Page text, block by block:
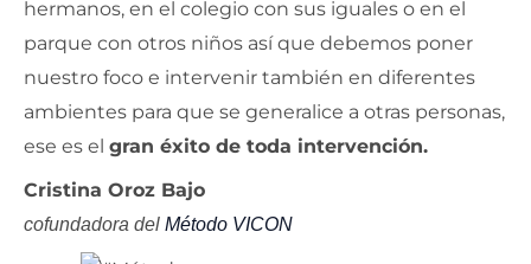
hermanos, en el colegio con sus iguales o en el
parque con otros niños así que debemos poner
nuestro foco e intervenir también en diferentes
ambientes para que se generalice a otras personas,
ese es el gran éxito de toda intervención.
Cristina Oroz Bajo
cofundadora del Método VICON